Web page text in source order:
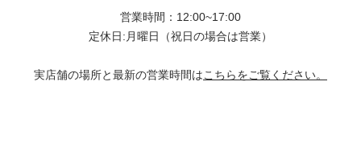
営業時間：12:00~17:00
定休日:月曜日（祝日の場合は営業）
実店舗の場所と最新の営業時間はこちらをご覧ください。